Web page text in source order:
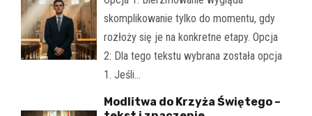
skomplikowanie tylko do momentu, gdy
rozłoży się je na konkretne etapy. Opcja
2: Dla tego tekstu wybrana została opcja
1. Jeśli…
Modlitwa do Krzyża Świętego –